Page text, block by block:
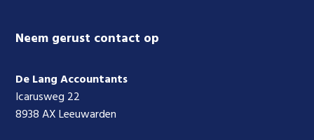
Footer
Neem gerust contact op
De Lang Accountants
Icarusweg 22
8938 AX Leeuwarden